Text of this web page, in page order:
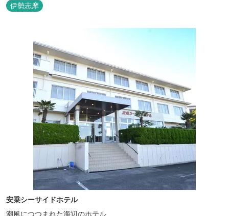
伊勢志摩
安乗シーサイドホテル
潮風につつまれた海辺のホテル